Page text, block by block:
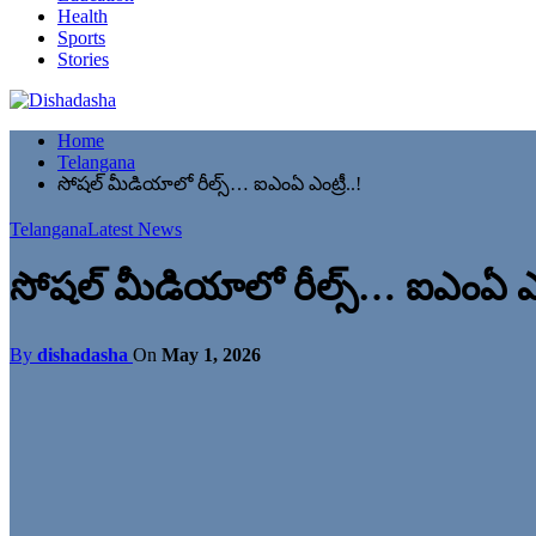
Health
Sports
Stories
Home
Telangana
సోషల్ మీడియాలో రీల్స్… ఐఎంఏ ఎంట్రీ..!
TelanganaLatest News
సోషల్ మీడియాలో రీల్స్… ఐఎంఏ
By dishadasha On May 1, 2026